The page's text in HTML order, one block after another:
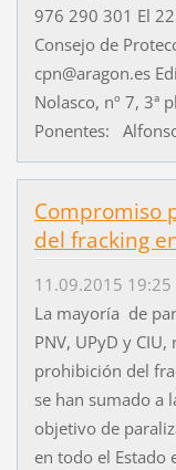
976 290 301 El
Consejo de
cpn@aragon.es
Nolasco, nº 7, 3ª
Ponentes:
Compromiso
del fracking
11.09.2015 19:25
La mayoría de
PNV, UPyD y
prohibición del
se han sumado a
objetivo de
en todo el Estado